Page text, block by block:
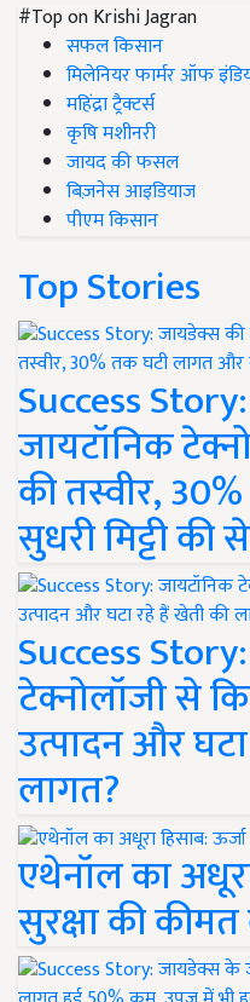
#Top on Krishi Jagran
सफल किसान
मिलेनियर फार्मर ऑफ
महिंद्रा ट्रैक्टर्स
कृषि मशीनरी
जायद की फसल
बिज़नेस आइडियाज
पीएम किसान
Top Stories
Success
जायटॉनिक
की तस्वीर,
सुधरी मिट्टी की
Success
टेक्नोलॉजी से
उत्पादन और
लागत?
एथेनॉल का
सुरक्षा की